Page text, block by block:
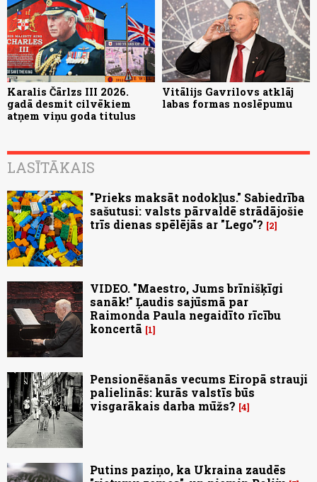
Karalis Čārlzs III 2026.
gadā desmit cilvēkiem
atņem viņu goda titulus
Vitālijs Gavrilovs atklāj
labas formas noslēpumu
LASĪTĀKAIS
"Prieks maksāt nodokļus." Sabiedrība
sašutusi: valsts pārvaldē strādājošie
trīs dienas spēlējās ar "Lego"?
2
VIDEO. "Maestro, Jums brīnišķīgi
sanāk!" Ļaudis sajūsmā par
Raimonda Paula negaidīto rīcību
koncertā
1
Pensionēšanās vecums Eiropā strauji
palielinās: kurās valstīs būs
visgarākais darba mūžs? 4
Putins paziņo, ka Ukraina zaudēs